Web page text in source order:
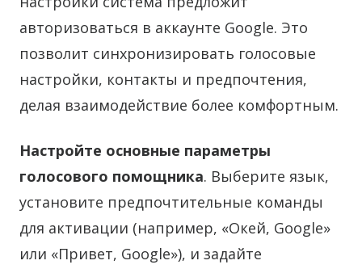
авторизоваться в аккаунте Google. Это
позволит синхронизировать голосовые
настройки, контакты и предпочтения,
делая взаимодействие более комфортным.
Настройте основные параметры
голосового помощника. Выберите язык,
установите предпочтительные команды
для активации (например, «Окей, Google»
или «Привет, Google»), и задайте